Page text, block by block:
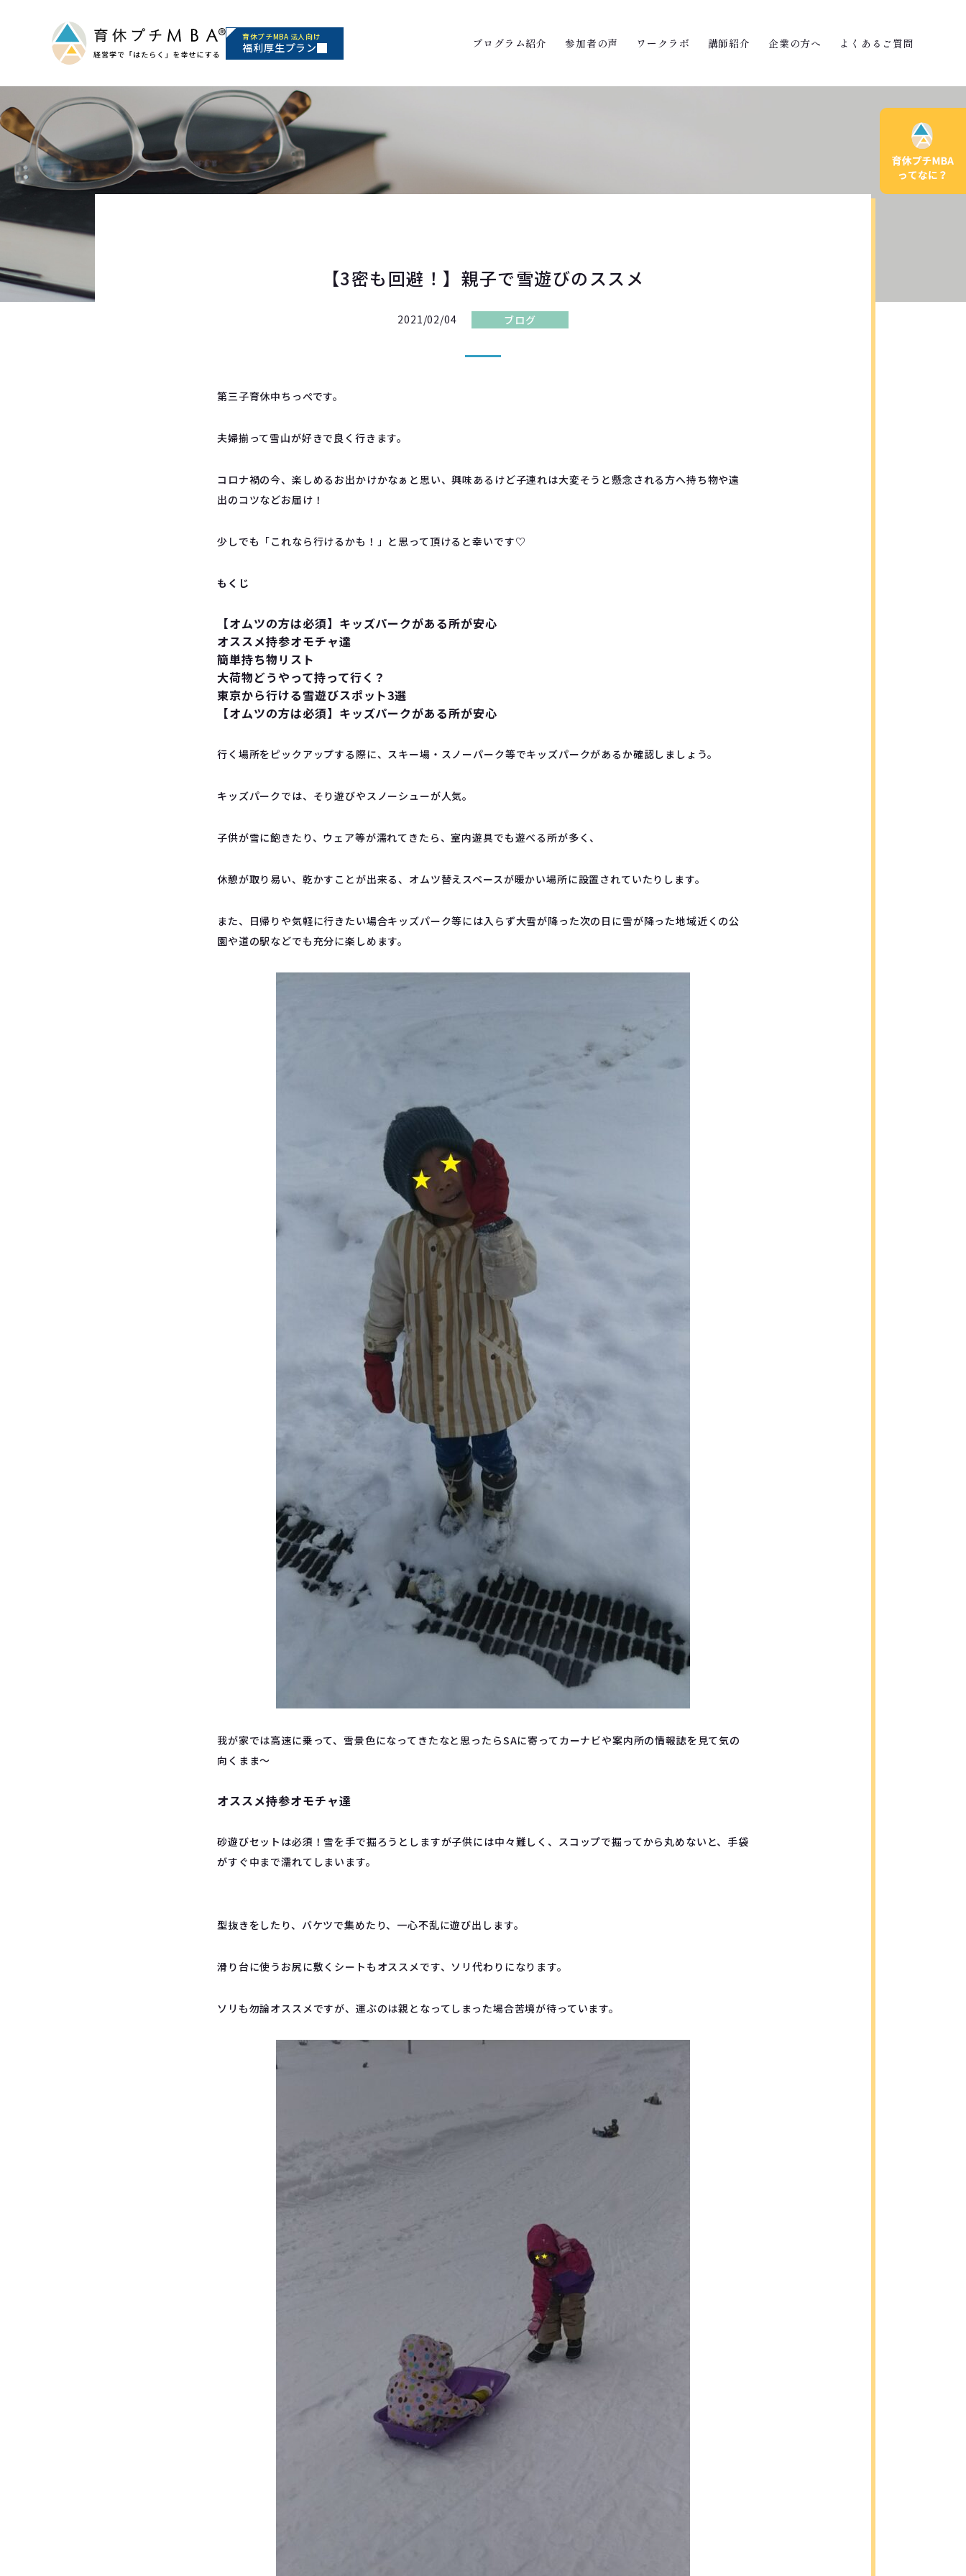
育休プチMBA 法人向け
福利厚生プラン プログラム紹介 参加者の声 ワークラボ 講師紹介 企業の方へ よくあるご質問
【3密も回避！】親子で雪遊びのススメ
2021/02/04 ブログ
第三子育休中ちっぺです。
夫婦揃って雪山が好きで良く行きます。
コロナ禍の今、楽しめるお出かけかなぁと思い、興味あるけど子連れは大変そうと懸念される方へ持ち物や遠
出のコツなどお届け！
少しでも「これなら行けるかも！」と思って頂けると幸いです♡
もくじ
【オムツの方は必須】キッズパークがある所が安心
オススメ持参オモチャ達
簡単持ち物リスト
大荷物どうやって持って行く？
東京から行ける雪遊びスポット3選
【オムツの方は必須】キッズパークがある所が安心
行く場所をピックアップする際に、スキー場・スノーパーク等でキッズパークがあるか確認しましょう。
キッズパークでは、そり遊びやスノーシューが人気。
子供が雪に飽きたり、ウェア等が濡れてきたら、室内遊具でも遊べる所が多く、
休憩が取り易い、乾かすことが出来る、オムツ替えスペースが暖かい場所に設置されていたりします。
また、日帰りや気軽に行きたい場合キッズパーク等には入らず大雪が降った次の日に雪が降った地域近くの公
園や道の駅などでも充分に楽しめます。
我が家では高速に乗って、雪景色になってきたなと思ったらSAに寄ってカーナビや案内所の情報誌を見て気の
向くまま〜
オススメ持参オモチャ達
砂遊びセットは必須！雪を手で掘ろうとしますが子供には中々難しく、スコップで掘ってから丸めないと、手袋
がすぐ中まで濡れてしまいます。
型抜きをしたり、バケツで集めたり、一心不乱に遊び出します。
滑り台に使うお尻に敷くシートもオススメです、ソリ代わりになります。
ソリも勿論オススメですが、運ぶのは親となってしまった場合苦境が待っています。